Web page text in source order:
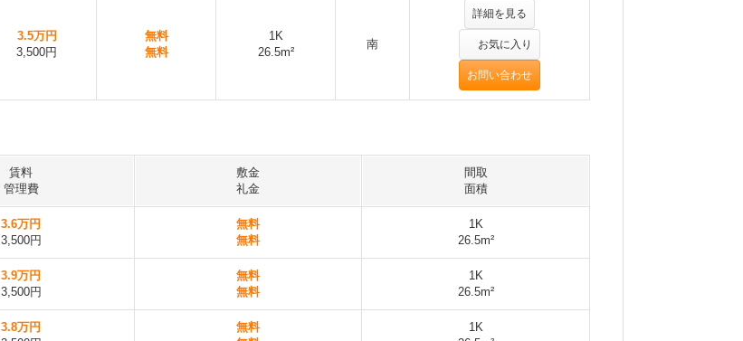
3.5万円
3,500円
無料
無料
1K
26.5m²
南
詳細を見る
お気に入り
お問い合わせ
賃料
管理費
敷金
礼金
間取
面積
3.6万円
3,500円
無料
無料
1K
26.5m²
3.9万円
3,500円
無料
無料
1K
26.5m²
3.8万円
無料
1K